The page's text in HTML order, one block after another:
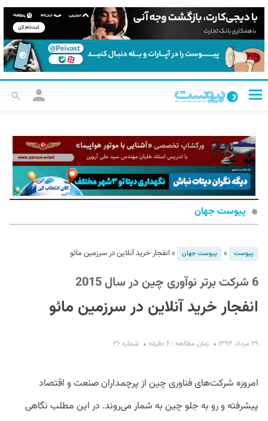
پیوست جهان
پیوست » پیوست جهان » انفجار خرید آنلاین در سرزمین مائو
6 شرکت برتر نوآوری چین در سال 2015
انفجار خرید آنلاین در سرزمین مائو
۲۹ مرداد ۱۳۹۴ زمان مطالعه : ۶ دقیقه شماره ۲۶
امروزه شرکت‌های فناوری چین از پرچمداران صنعت و اقتصاد
پیشرفته و رو به جلو چین به شمار می‌روند. در این مطلب نگاهی